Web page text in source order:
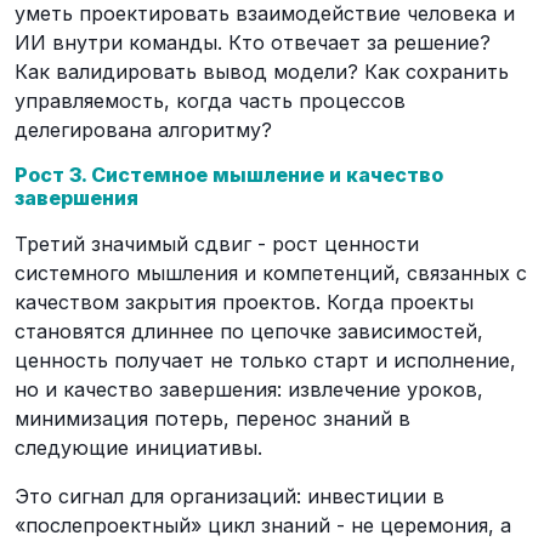
уметь проектировать взаимодействие человека и
ИИ внутри команды. Кто отвечает за решение?
Как валидировать вывод модели? Как сохранить
управляемость, когда часть процессов
делегирована алгоритму?
Рост 3. Системное мышление и качество
завершения
Третий значимый сдвиг - рост ценности
системного мышления и компетенций, связанных с
качеством закрытия проектов. Когда проекты
становятся длиннее по цепочке зависимостей,
ценность получает не только старт и исполнение,
но и качество завершения: извлечение уроков,
минимизация потерь, перенос знаний в
следующие инициативы.
Это сигнал для организаций: инвестиции в
«послепроектный» цикл знаний - не церемония, а